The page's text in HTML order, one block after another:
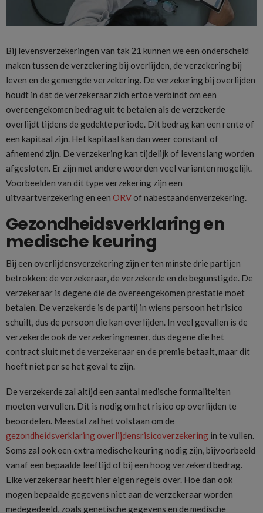
Bij levensverzekeringen van tak 21 kunnen we een onderscheid
maken tussen de verzekering bij overlijden, de verzekering bij
leven en de gemengde verzekering. De verzekering bij overlijden
houdt in dat de verzekeraar zich ertoe verbindt om een
overeengekomen bedrag uit te betalen als de verzekerde
overlijdt tijdens de gedekte periode. Dit bedrag kan een rente of
een kapitaal zijn. Het kapitaal kan dan weer constant of
afnemend zijn. De verzekering kan tijdelijk of levenslang worden
afgesloten. Er zijn met andere woorden veel varianten mogelijk.
Voorbeelden van dit type verzekering zijn een
uitvaartverzekering en een ORV of nabestaandenverzekering.
Gezondheidsverklaring en
medische keuring
Bij een overlijdensverzekering zijn er ten minste drie partijen
betrokken: de verzekeraar, de verzekerde en de begunstigde. De
verzekeraar is degene die de overeengekomen prestatie moet
betalen. De verzekerde is de partij in wiens persoon het risico
schuilt, dus de persoon die kan overlijden. In veel gevallen is de
verzekerde ook de verzekeringnemer, dus degene die het
contract sluit met de verzekeraar en de premie betaalt, maar dit
hoeft niet per se het geval te zijn.
De verzekerde zal altijd een aantal medische formaliteiten
moeten vervullen. Dit is nodig om het risico op overlijden te
beoordelen. Meestal zal het volstaan om de
gezondheidsverklaring overlijdensrisicoverzekering in te vullen.
Soms zal ook een extra medische keuring nodig zijn, bijvoorbeeld
vanaf een bepaalde leeftijd of bij een hoog verzekerd bedrag.
Elke verzekeraar heeft hier eigen regels over. Hoe dan ook
mogen bepaalde gegevens niet aan de verzekeraar worden
medegedeeld, zoals genetische gegevens en de medische